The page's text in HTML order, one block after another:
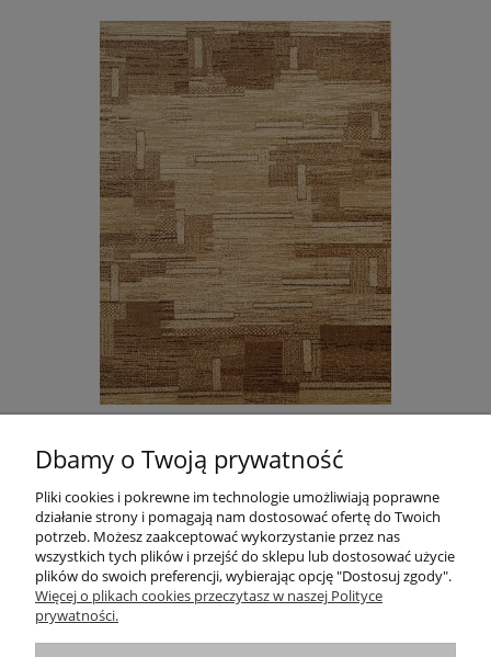
665,00 zł
Informacje
Pomoc
Dbamy o Twoją prywatność
Pliki cookies i pokrewne im technologie umożliwiają poprawne
działanie strony i pomagają nam dostosować ofertę do Twoich
potrzeb. Możesz zaakceptować wykorzystanie przez nas
wszystkich tych plików i przejść do sklepu lub dostosować użycie
plików do swoich preferencji, wybierając opcję "Dostosuj zgody".
Więcej o plikach cookies przeczytasz w naszej Polityce
prywatności.